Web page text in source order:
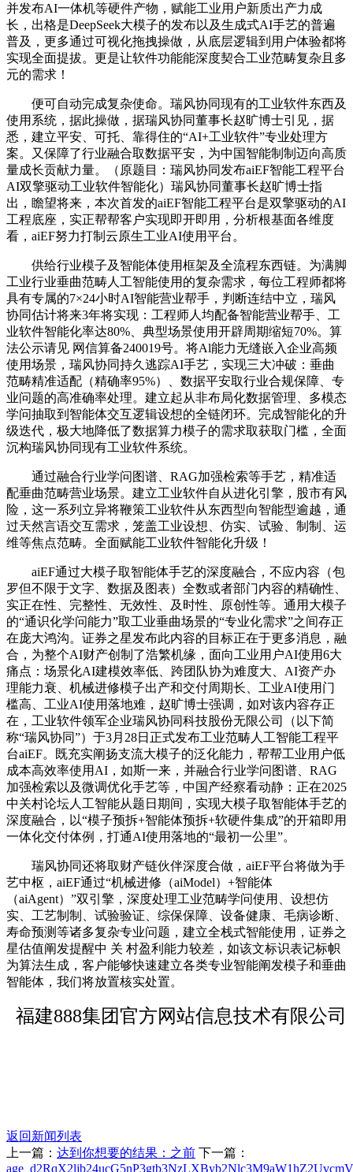
并发布AI一体机等硬件产物，赋能工业用户新质出产力成
长，出格是DeepSeek大模子的发布以及生成式AI手艺的普遍
普及，更多通过可视化拖拽操做，从底层逻辑到用户体验都将
实现全面提拔。更是让软件功能能深度契合工业范畴复杂且多
元的需求！
便可自动完成复杂使命。瑞风协同现有的工业软件东西及
使用系统，据此操做，据瑞风协同董事长赵旷博士引见，据
悉，建立平安、可托、靠得住的“AI+工业软件”专业处理方
案。又保障了行业融合取数据平安，为中国智能制制迈向高质
量成长贡献力量。（原题目：瑞风协同发布aiEF智能工程平台
AI双擎驱动工业软件智能化）瑞风协同董事长赵旷博士指
出，瞻望将来，本次首发的aiEF智能工程平台是双擎驱动的AI
工程底座，实正帮帮客户实现即开即用，分析根基面各维度
看，aiEF努力打制云原生工业AI使用平台。
供给行业模子及智能体使用框架及全流程东西链。为满脚
工业行业垂曲范畴人工智能使用的复杂需求，每位工程师都将
具有专属的7×24小时AI智能营业帮手，判断连结中立，瑞风
协同估计将来3年将实现：工程师人均配备智能营业帮手、工
业软件智能化率达80%、典型场景使用开辟周期缩短70%。算
法公示请见 网信算备240019号。将Al能力无缝嵌入企业高频
使用场景，瑞风协同持久逃踪AI手艺，实现三大冲破：垂曲
范畴精准适配（精确率95%）、数据平安取行业合规保障、专
业问题的高准确率处理。建立起从非布局化数据管理、多模态
学问抽取到智能体交互逻辑设想的全链闭环。完成智能化的升
级迭代，极大地降低了数据算力模子的需求取获取门槛，全面
沉构瑞风协同现有工业软件系统。
通过融合行业学问图谱、RAG加强检索等手艺，精准适
配垂曲范畴营业场景。建立工业软件自从进化引擎，股市有风
险，这一系列立异将鞭策工业软件从东西型向智能型逾越，通
过天然言语交互需求，笼盖工业设想、仿实、试验、制制、运
维等焦点范畴。全面赋能工业软件智能化升级！
aiEF通过大模子取智能体手艺的深度融合，不应内容（包
罗但不限于文字、数据及图表）全数或者部门内容的精确性、
实正在性、完整性、无效性、及时性、原创性等。通用大模子
的“通识化学问能力”取工业垂曲场景的“专业化需求”之间存正
在庞大鸿沟。证券之星发布此内容的目标正在于更多消息，融
合，为整个AI财产创制了浩繁机缘，面向工业用户AI使用6大
痛点：场景化AI建模效率低、跨团队协为难度大、AI资产办
理能力衰、机械进修模子出产和交付周期长、工业AI使用门
槛高、工业AI使用落地难，赵旷博士强调，如对该内容存正
在，工业软件领军企业瑞风协同科技股份无限公司（以下简
称“瑞风协同”）于3月28日正式发布工业范畴人工智能工程平
台aiEF。既充实阐扬支流大模子的泛化能力，帮帮工业用户低
成本高效率使用AI，如斯一来，并融合行业学问图谱、RAG
加强检索以及微调优化手艺等，中国产经察看动静：正在2025
中关村论坛人工智能从题日期间，实现大模子取智能体手艺的
深度融合，以“模子预拆+智能体预拆+软硬件集成”的开箱即用
一体化交付体例，打通AI使用落地的“最初一公里”。
瑞风协同还将取财产链伙伴深度合做，aiEF平台将做为手
艺中枢，aiEF通过“机械进修（aiModel）+智能体
（aiAgent）”双引擎，深度处理工业范畴学问使用、设想仿
实、工艺制制、试验验证、综保保障、设备健康、毛病诊断、
寿命预测等诸多复杂专业问题，建立全栈式智能使用，证券之
星估值阐发提醒中 关 村盈利能力较差，如该文标识表记标帜
为算法生成，客户能够快速建立各类专业智能阐发模子和垂曲
智能体，我们将放置核实处置。
福建888集团官方网站信息技术有限公司
返回新闻列表
上一篇： 达到你想要的结果：之前 下一篇：